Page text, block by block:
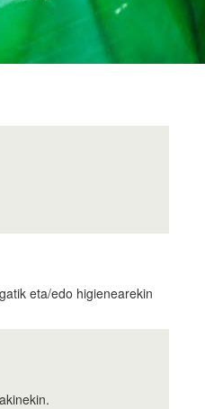
eta/edo higienearekin